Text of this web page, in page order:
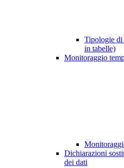
Tipologie di
in tabelle)
Monitoraggio
Dichiarazioni
dei dati